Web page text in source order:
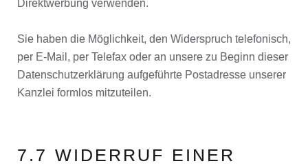
Direktwerbung verwenden.
Sie haben die Möglichkeit, den Widerspruch telefonisch,
per E-Mail, per Telefax oder an unsere zu Beginn dieser
Datenschutzerklärung aufgeführte Postadresse unserer
Kanzlei formlos mitzuteilen.
7.7 WIDERRUF EINER